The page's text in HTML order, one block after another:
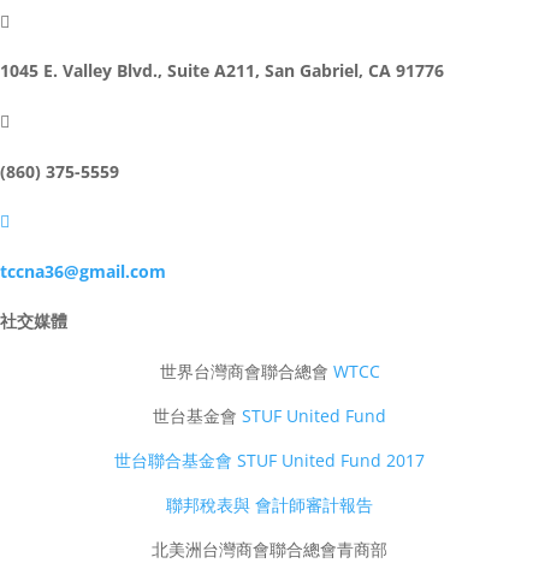

1045 E. Valley Blvd., Suite A211, San Gabriel, CA 91776

(860) 375-5559

tccna36@gmail.com
社交媒體
世界台灣商會聯合總會 WTCC
世台基金會 STUF United Fund
世台聯合基金會 STUF United Fund 2017
聯邦稅表與 會計師審計報告
北美洲台灣商會聯合總會青商部